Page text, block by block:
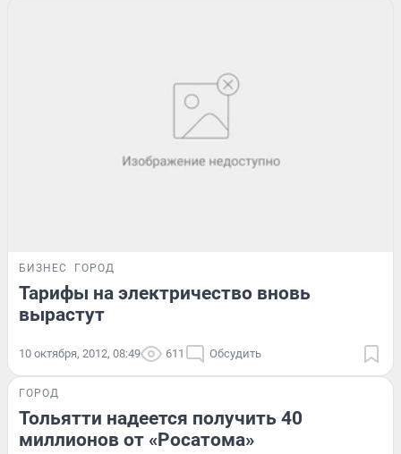
БИЗНЕС ГОРОД
Тарифы на электричество вновь
вырастут
10 октября, 2012, 08:49 611 Обсудить
ГОРОД
Тольятти надеется получить 40
миллионов от «Росатома»